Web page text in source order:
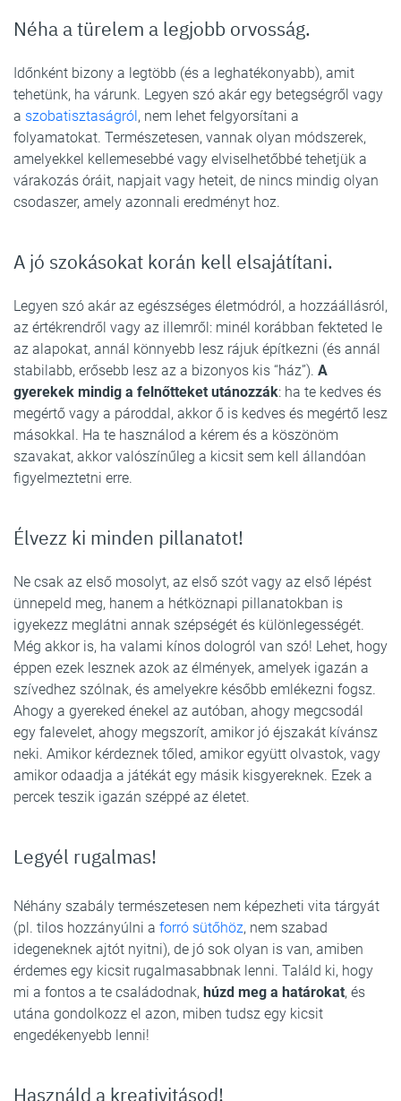
Néha a türelem a legjobb orvosság.
Időnként bizony a legtöbb (és a leghatékonyabb), amit
tehetünk, ha várunk. Legyen szó akár egy betegségről vagy
a szobatisztaságról, nem lehet felgyorsítani a
folyamatokat. Természetesen, vannak olyan módszerek,
amelyekkel kellemesebbé vagy elviselhetőbbé tehetjük a
várakozás óráit, napjait vagy heteit, de nincs mindig olyan
csodaszer, amely azonnali eredményt hoz.
A jó szokásokat korán kell elsajátítani.
Legyen szó akár az egészséges életmódról, a hozzáállásról,
az értékrendről vagy az illemről: minél korábban fekteted le
az alapokat, annál könnyebb lesz rájuk építkezni (és annál
stabilabb, erősebb lesz az a bizonyos kis “ház”). A
gyerekek mindig a felnőtteket utánozzák: ha te kedves és
megértő vagy a pároddal, akkor ő is kedves és megértő lesz
másokkal. Ha te használod a kérem és a köszönöm
szavakat, akkor valószínűleg a kicsit sem kell állandóan
figyelmeztetni erre.
Élvezz ki minden pillanatot!
Ne csak az első mosolyt, az első szót vagy az első lépést
ünnepeld meg, hanem a hétköznapi pillanatokban is
igyekezz meglátni annak szépségét és különlegességét.
Még akkor is, ha valami kínos dologról van szó! Lehet, hogy
éppen ezek lesznek azok az élmények, amelyek igazán a
szívedhez szólnak, és amelyekre később emlékezni fogsz.
Ahogy a gyereked énekel az autóban, ahogy megcsodál
egy falevelet, ahogy megszorít, amikor jó éjszakát kívánsz
neki. Amikor kérdeznek tőled, amikor együtt olvastok, vagy
amikor odaadja a játékát egy másik kisgyereknek. Ezek a
percek teszik igazán széppé az életet.
Legyél rugalmas!
Néhány szabály természetesen nem képezheti vita tárgyát
(pl. tilos hozzányúlni a forró sütőhöz, nem szabad
idegeneknek ajtót nyitni), de jó sok olyan is van, amiben
érdemes egy kicsit rugalmasabbnak lenni. Találd ki, hogy
mi a fontos a te családodnak, húzd meg a határokat, és
utána gondolkozz el azon, miben tudsz egy kicsit
engedékenyebb lenni!
Használd a kreativitásod!